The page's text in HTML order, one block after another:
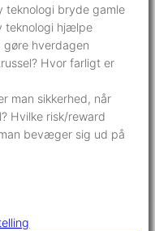
teknologi bryde gamle
teknologi hjælpe
gøre hverdagen
Hvor farligt er
man sikkerhed, når
Hvilke risk/reward
bevæger sig ud på